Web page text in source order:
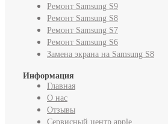
Ремонт Samsung S9
Ремонт Samsung S8
Ремонт Samsung S7
Ремонт Samsung S6
Замена экрана на Samsung S8
Информация
Главная
О нас
Отзывы
Cервисный центр apple